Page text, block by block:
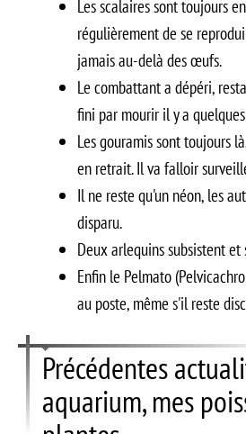
Les scalaires sont toujours
régulièrement de se
jamais au-delà des œufs.
Le combattant a dépéri,
fini par mourir il y a
Les gouramis sont toujours
en retrait. Il va falloir
Il ne reste qu'un néon, les
disparu.
Deux arlequins subsistent
Enfin le Pelmato
au poste, même s'il reste
Précédentes
aquarium, mes